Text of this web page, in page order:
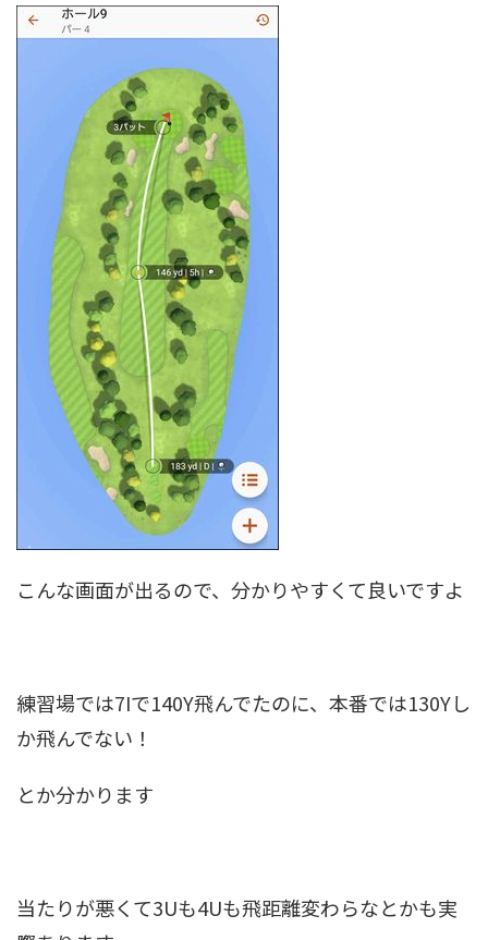
こんな画面が出るので、分かりやすくて良いですよ
練習場では7Iで140Y飛んでたのに、本番では130Yし
か飛んでない！
とか分かります
当たりが悪くて3Uも4Uも飛距離変わらなとかも実